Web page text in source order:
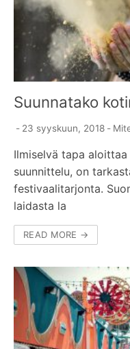
Suunnatako
- 23 syyskuun, 2018 -
Ilmiselvä tapa
suunnittelu, on
festivaalitarjonta.
laidasta la
READ MORE →